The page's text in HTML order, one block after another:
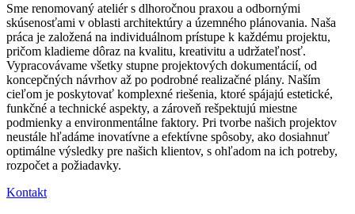
Sme renomovaný ateliér s dlhoročnou praxou a odbornými
skúsenosťami v oblasti architektúry a územného plánovania. Naša
práca je založená na individuálnom prístupe k každému projektu,
pričom kladieme dôraz na kvalitu, kreativitu a udržateľnosť.
Vypracovávame všetky stupne projektových dokumentácií, od
koncepčných návrhov až po podrobné realizačné plány. Naším
cieľom je poskytovať komplexné riešenia, ktoré spájajú estetické,
funkčné a technické aspekty, a zároveň rešpektujú miestne
podmienky a environmentálne faktory. Pri tvorbe našich projektov
neustále hľadáme inovatívne a efektívne spôsoby, ako dosiahnuť
optimálne výsledky pre našich klientov, s ohľadom na ich potreby,
rozpočet a požiadavky.
Kontakt